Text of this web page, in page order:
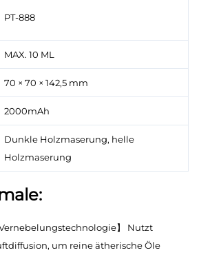
PT-888
MAX. 10 ML
70 × 70 × 142,5 mm
2000mAh
Dunkle Holzmaserung, helle
Holzmaserung
Vernebelungstechnologie】 Nutzt
um reine ätherische Öle